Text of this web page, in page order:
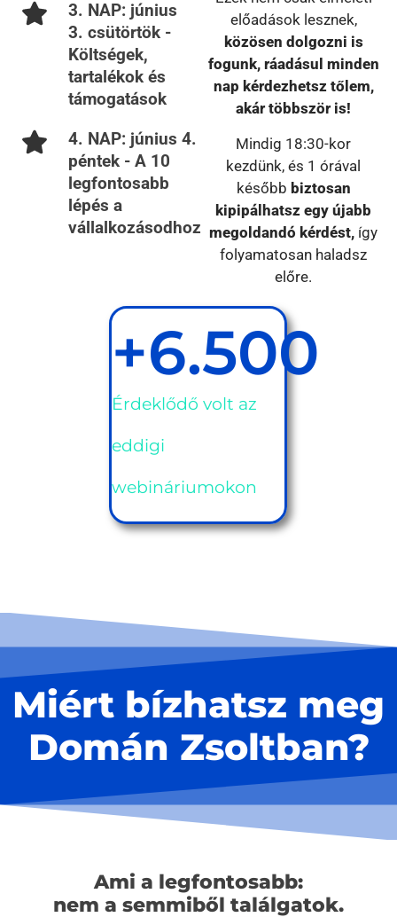
3. NAP: június
3. csütörtök -
Költségek,
tartalékok és
támogatások
4. NAP: június 4.
péntek - A 10
legfontosabb
lépés a
vállalkozásodhoz
előadások lesznek,
közösen dolgozni is
fogunk, ráadásul minden
nap kérdezhetsz tőlem,
akár többször is!
Mindig 18:30-kor
kezdünk, és 1 órával
később biztosan
kipipálhatsz egy újabb
megoldandó kérdést, így
folyamatosan haladsz
előre.
Érdeklődő volt az
eddigi
webináriumokon
+6.500
Miért bízhatsz meg
Domán Zsoltban?
Ami a legfontosabb:
nem a semmiből találgatok.